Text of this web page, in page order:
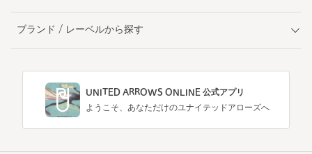
ブランド / レーベルから探す
UNITED ARROWS ONLINE 公式アプリ
ようこそ、あなただけのユナイテッドアローズへ